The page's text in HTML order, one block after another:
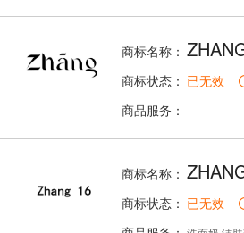
商标名称：
商标状态： 已无效
商品服务：
商标名称：
商标状态： 已无效